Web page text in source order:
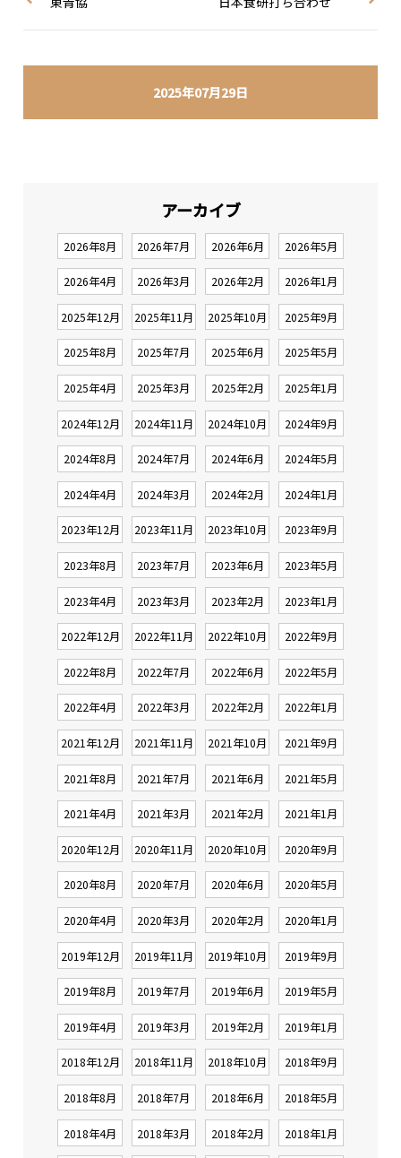
2025年07月29日
アーカイブ
2026年8月 2026年7月 2026年6月 2026年5月
2026年4月 2026年3月 2026年2月 2026年1月
2025年12月 2025年11月 2025年10月 2025年9月
2025年8月 2025年7月 2025年6月 2025年5月
2025年4月 2025年3月 2025年2月 2025年1月
2024年12月 2024年11月 2024年10月 2024年9月
2024年8月 2024年7月 2024年6月 2024年5月
2024年4月 2024年3月 2024年2月 2024年1月
2023年12月 2023年11月 2023年10月 2023年9月
2023年8月 2023年7月 2023年6月 2023年5月
2023年4月 2023年3月 2023年2月 2023年1月
2022年12月 2022年11月 2022年10月 2022年9月
2022年8月 2022年7月 2022年6月 2022年5月
2022年4月 2022年3月 2022年2月 2022年1月
2021年12月 2021年11月 2021年10月 2021年9月
2021年8月 2021年7月 2021年6月 2021年5月
2021年4月 2021年3月 2021年2月 2021年1月
2020年12月 2020年11月 2020年10月 2020年9月
2020年8月 2020年7月 2020年6月 2020年5月
2020年4月 2020年3月 2020年2月 2020年1月
2019年12月 2019年11月 2019年10月 2019年9月
2019年8月 2019年7月 2019年6月 2019年5月
2019年4月 2019年3月 2019年2月 2019年1月
2018年12月 2018年11月 2018年10月 2018年9月
2018年8月 2018年7月 2018年6月 2018年5月
2018年4月 2018年3月 2018年2月 2018年1月